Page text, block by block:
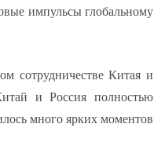
импульсы глобальному
сотрудничестве Китая и
и Россия полностью
много ярких моментов